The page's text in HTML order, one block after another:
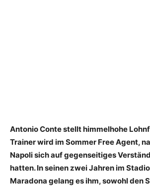
Antonio Conte stellt himmelhohe
Trainer wird im Sommer Free Agent,
Napoli sich auf gegenseitiges
hatten. In seinen zwei Jahren im
Maradona gelang es ihm, sowohl den